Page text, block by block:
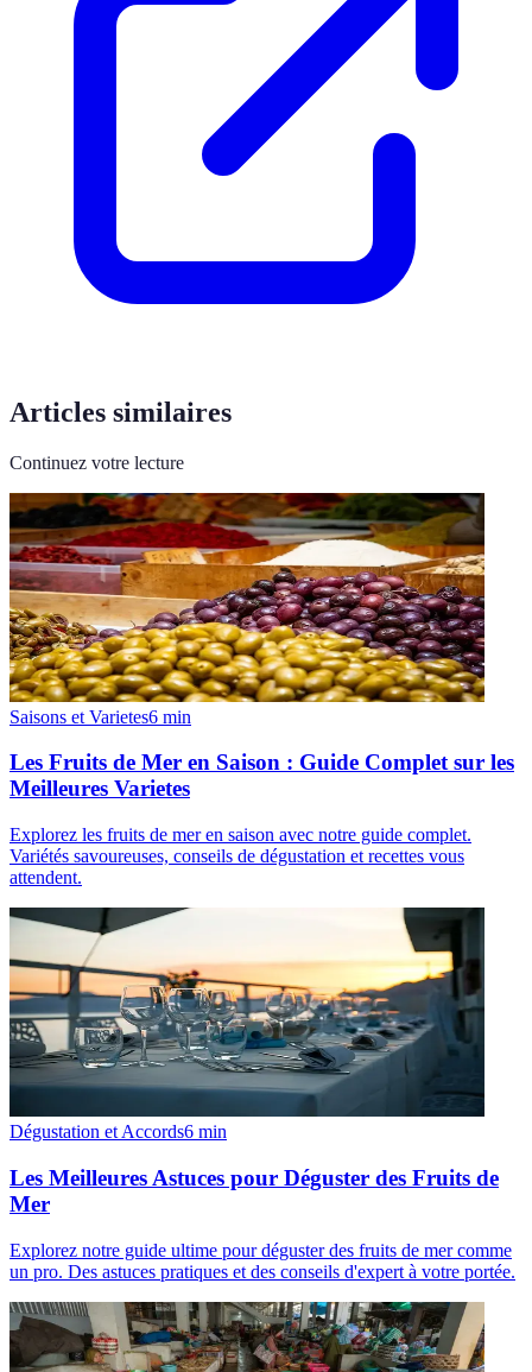
Articles similaires
Continuez votre lecture
Saisons et Varietes6 min
Les Fruits de Mer en Saison : Guide Complet sur les
Meilleures Varietes
Explorez les fruits de mer en saison avec notre guide complet.
Variétés savoureuses, conseils de dégustation et recettes vous
attendent.
Dégustation et Accords6 min
Les Meilleures Astuces pour Déguster des Fruits de
Mer
Explorez notre guide ultime pour déguster des fruits de mer comme
un pro. Des astuces pratiques et des conseils d'expert à votre portée.